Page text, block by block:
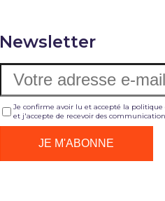
Newsletter
Je confirme avoir lu et accepté la politique
et j'accepte de recevoir des